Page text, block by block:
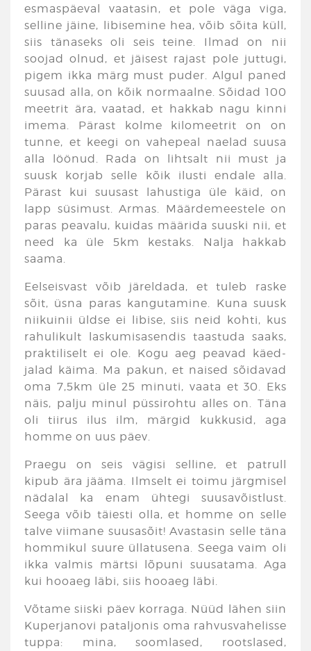
esmaspäeval vaatasin, et pole väga viga,
selline jäine, libisemine hea, võib sõita küll,
siis tänaseks oli seis teine. Ilmad on nii
soojad olnud, et jäisest rajast pole juttugi,
pigem ikka märg must puder. Algul paned
suusad alla, on kõik normaalne. Sõidad 100
meetrit ära, vaatad, et hakkab nagu kinni
imema. Pärast kolme kilomeetrit on on
tunne, et keegi on vahepeal naelad suusa
alla löönud. Rada on lihtsalt nii must ja
suusk korjab selle kõik ilusti endale alla.
Pärast kui suusast lahustiga üle käid, on
lapp süsimust. Armas. Määrdemeestele on
paras peavalu, kuidas määrida suuski nii, et
need ka üle 5km kestaks. Nalja hakkab
saama.
Eelseisvast võib järeldada, et tuleb raske
sõit, üsna paras kangutamine. Kuna suusk
niikuinii üldse ei libise, siis neid kohti, kus
rahulikult laskumisasendis taastuda saaks,
praktiliselt ei ole. Kogu aeg peavad käed-
jalad käima. Ma pakun, et naised sõidavad
oma 7,5km üle 25 minuti, vaata et 30. Eks
näis, palju minul püssirohtu alles on. Täna
oli tiirus ilus ilm, märgid kukkusid, aga
homme on uus päev.
Praegu on seis vägisi selline, et patrull
kipub ära jääma. Ilmselt ei toimu järgmisel
nädalal ka enam ühtegi suusavõistlust.
Seega võib täiesti olla, et homme on selle
talve viimane suusasõit! Avastasin selle täna
hommikul suure üllatusena. Seega vaim oli
ikka valmis märtsi lõpuni suusatama. Aga
kui hooaeg läbi, siis hooaeg läbi.
Võtame siiski päev korraga. Nüüd lähen siin
Kuperjanovi pataljonis oma rahvusvahelisse
tuppa: mina, soomlased, rootslased,